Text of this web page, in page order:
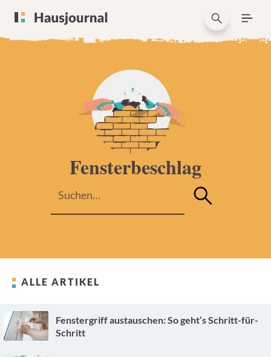
Fensterbeschlag
ALLE ARTIKEL
Fenstergriff austauschen: So geht’s Schritt-für-
Schritt